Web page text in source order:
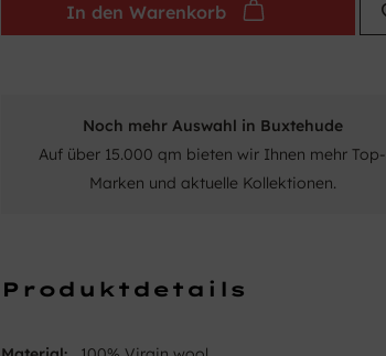
In den Warenkorb
Noch mehr Auswahl in Buxtehude
Auf über 15.000 qm bieten wir Ihnen mehr Top-
Marken und aktuelle Kollektionen.
Produktdetails